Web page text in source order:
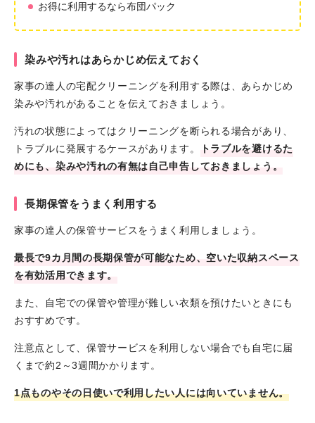
お得に利用するなら布団パック
染みや汚れはあらかじめ伝えておく
家事の達人の宅配クリーニングを利用する際は、あらかじめ
染みや汚れがあることを伝えておきましょう。
汚れの状態によってはクリーニングを断られる場合があり、
トラブルに発展するケースがあります。
トラブルを避けるた
めにも、染みや汚れの有無は自己申告しておきましょう。
長期保管をうまく利用する
家事の達人の保管サービスをうまく利用しましょう。
最長で9カ月間の長期保管が可能なため、空いた収納スペース
を有効活用できます。
また、自宅での保管や管理が難しい衣類を預けたいときにも
おすすめです。
注意点として、保管サービスを利用しない場合でも自宅に届
くまで約2～3週間かかります。
1点ものやその日使いで利用したい人には向いていません。